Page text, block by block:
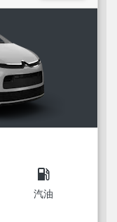
local_gas_station
汽油